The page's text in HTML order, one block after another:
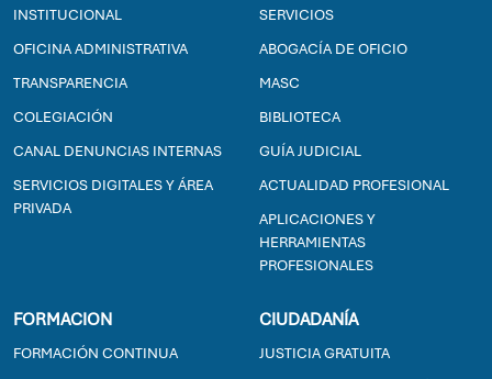
INSTITUCIONAL
OFICINA ADMINISTRATIVA
TRANSPARENCIA
COLEGIACIÓN
CANAL DENUNCIAS INTERNAS
SERVICIOS DIGITALES Y ÁREA
PRIVADA
SERVICIOS
ABOGACÍA DE OFICIO
MASC
BIBLIOTECA
GUÍA JUDICIAL
ACTUALIDAD PROFESIONAL
APLICACIONES Y
HERRAMIENTAS
PROFESIONALES
FORMACION
FORMACIÓN CONTINUA
CIUDADANÍA
JUSTICIA GRATUITA